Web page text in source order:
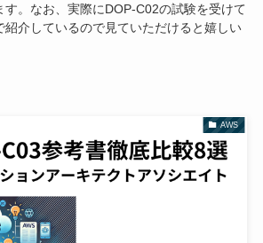
す。なお、実際にDOP-C02の試験を受けて
紹介しているので見ていただけると嬉しい
AWS